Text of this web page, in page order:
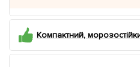
Компактний,